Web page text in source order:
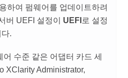
하여 펌웨어를 업데이트하려
버 UEFI 설정이 UEFI 로 설정
.
어 수준 같은 어댑터 카드 세
XClarity Administrator,